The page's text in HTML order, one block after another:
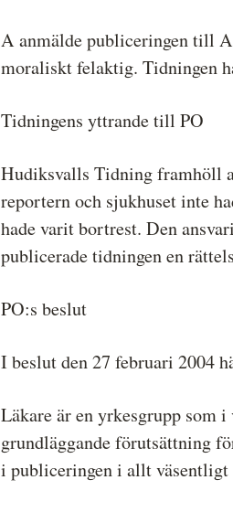
A anmälde publiceringen till
moraliskt felaktig. Tidningen
Tidningens yttrande till PO
Hudiksvalls Tidning framhöll
reportern och sjukhuset inte
hade varit bortrest. Den
publicerade tidningen en
PO:s beslut
I beslut den 27 februari 2004
Läkare är en yrkesgrupp som
grundläggande förutsättning
i publiceringen i allt väsentligt